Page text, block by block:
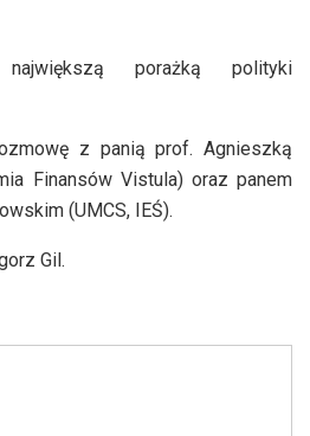
porażką polityki
z panią prof. Agnieszką
Finansów Vistula) oraz panem
(UMCS, IEŚ).
Gil.